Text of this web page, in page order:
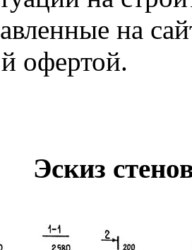
на
офертой.
Эскиз